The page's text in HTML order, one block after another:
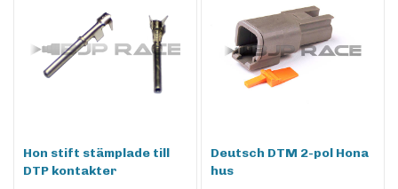
Hon stift stämplade till
DTP kontakter
Deutsch DTM 2-pol Hona
hus